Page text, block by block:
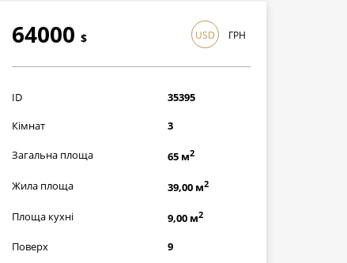
64000 $
1856000грн
USD ГРН
ID
35395
Кімнат
3
Загальна площа 65 м2
Жила площа 39,00 м2
Площа кухні 9,00 м2
Поверх
9